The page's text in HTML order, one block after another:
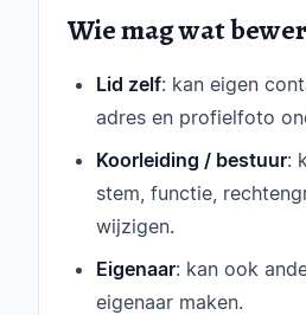
Wie mag wat
Lid zelf: kan eigen
adres en profielfoto
Koorleiding / bestuur:
stem, functie,
wijzigen.
Eigenaar: kan ook
eigenaar maken.